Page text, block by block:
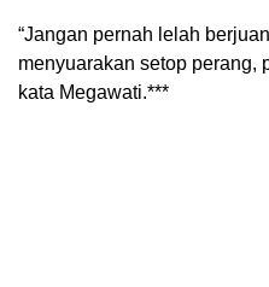
“Jangan pernah lelah
menyuarakan setop perang,
kata Megawati.***